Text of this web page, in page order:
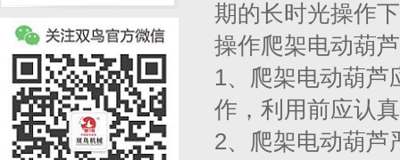
期的长时光操作
操作爬架电动葫
1、爬架电动葫芦
作，利用前应认
2、爬架电动葫芦